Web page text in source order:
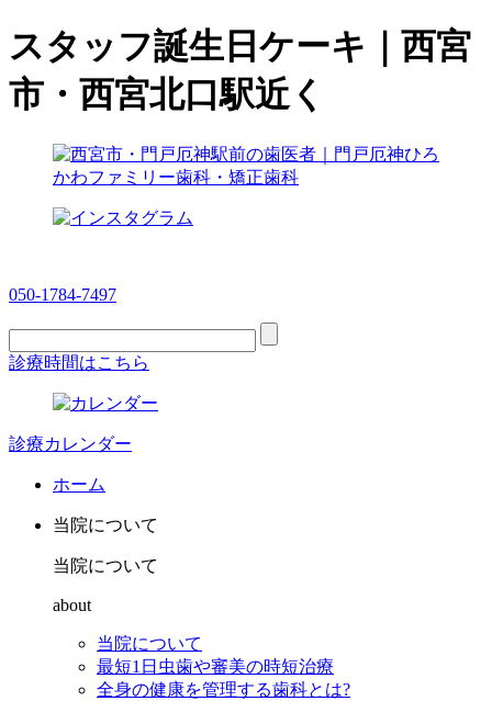
スタッフ誕生日ケーキ｜西宮
市・西宮北口駅近く
050-1784-7497
診療時間はこちら
診療カレンダー
ホーム
当院について
当院について
about
当院について
最短1日虫歯や審美の時短治療
全身の健康を管理する歯科とは?